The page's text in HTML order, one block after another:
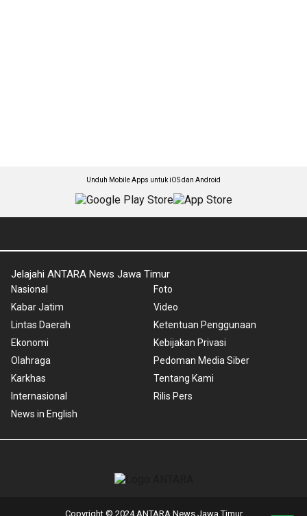
Unduh Mobile Apps untuk iOS dan Android
Jelajahi ANTARA News Jawa Timur
Nasional
Kabar Jatim
Lintas Daerah
Ekonomi
Olahraga
Karkhas
Internasional
News in English
Foto
Video
Ketentuan Penggunaan
Kebijakan Privasi
Pedoman Media Siber
Tentang Kami
Rilis Pers
Copyright © 2024 ANTARA News Jawa Timur